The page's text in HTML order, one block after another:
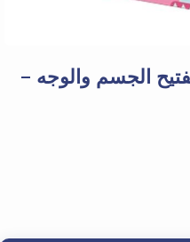
الجسم والوجه –